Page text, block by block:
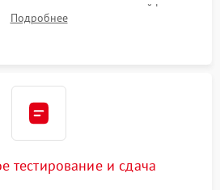
подключение клемм и шлейфов к
корпусных панелей, люка и
Подробнее
тестирование и сдача